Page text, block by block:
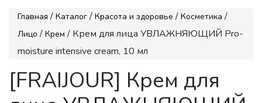
Главная / Каталог / Красота и здоровье / Косметика /
Лицо / Крем / Крем для лица УВЛАЖНЯЮЩИЙ Pro-
moisture intensive cream, 10 мл
[FRAIJOUR] Крем для